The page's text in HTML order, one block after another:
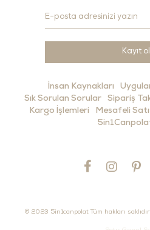
Kayıt ol
İnsan Kaynakları
Sık Sorulan Sorular
Sipariş
Kargo İşlemleri
Mesafeli
© 2023 5in1canpolat Tüm hakları saklıdır